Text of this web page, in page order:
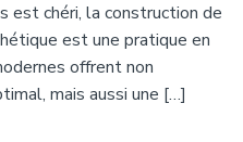
est chéri, la construction de
est une pratique en
offrent non
mais aussi une […]